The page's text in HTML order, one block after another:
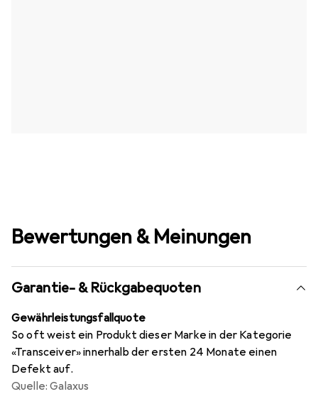
Bewertungen & Meinungen
Garantie- & Rückgabequoten
Gewährleistungsfallquote
So oft weist ein Produkt dieser Marke in der Kategorie
«Transceiver» innerhalb der ersten 24 Monate einen
Defekt auf.
Quelle: Galaxus